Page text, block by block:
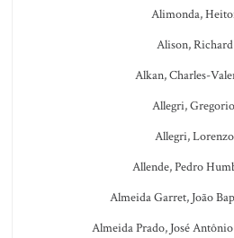
Alimonda,
Alison, Richard
Alkan, Charles-
Allegri, Gregorio
Allegri, Lorenzo
Allende, Pedro
Almeida Garret, João
Almeida Prado, José